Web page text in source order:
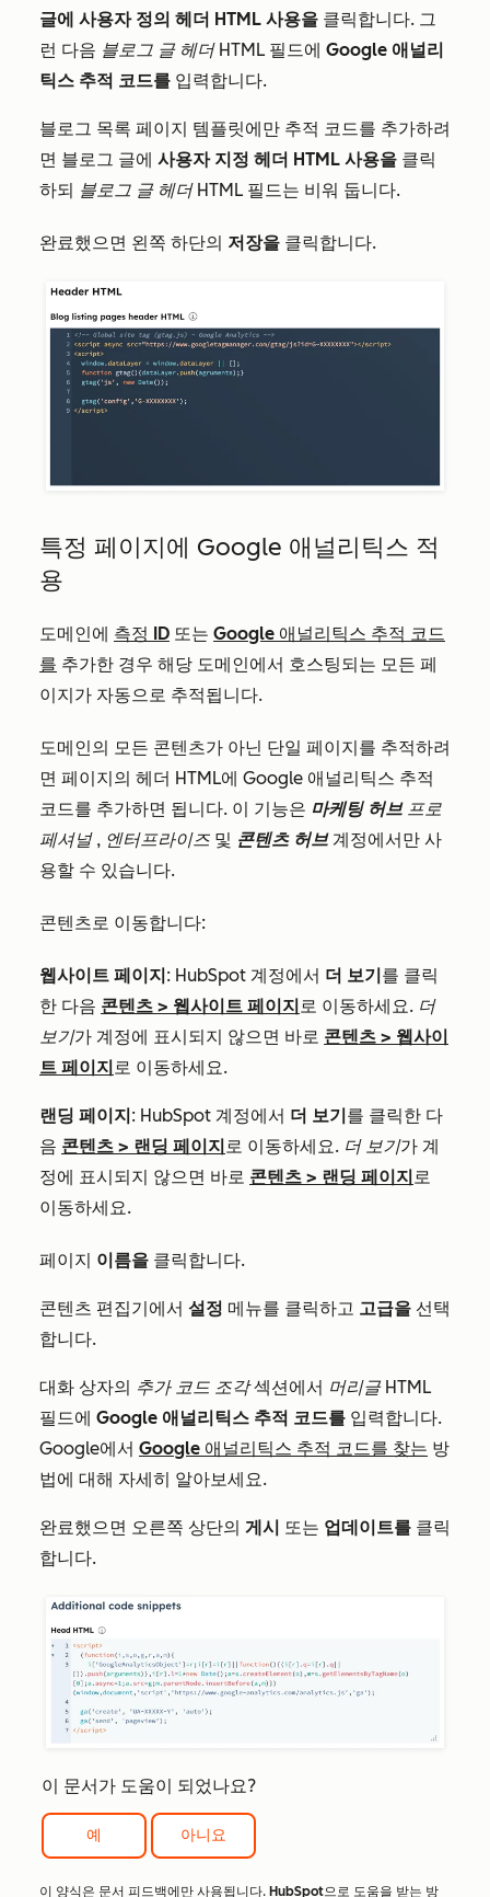
글에 사용자 정의 헤더 HTML 사용을 클릭합니다. 그
런 다음 블로그 글 헤더 HTML 필드에 Google 애널리
틱스 추적 코드를 입력합니다.
블로그 목록 페이지 템플릿에만 추적 코드를 추가하려
면 블로그 글에 사용자 지정 헤더 HTML 사용을 클릭
하되 블로그 글 헤더 HTML 필드는 비워 둡니다.
완료했으면 왼쪽 하단의 저장을 클릭합니다.
특정 페이지에 Google 애널리틱스 적
용
도메인에 측정 ID 또는 Google 애널리틱스 추적 코드
를 추가한 경우 해당 도메인에서 호스팅되는 모든 페
이지가 자동으로 추적됩니다.
도메인의 모든 콘텐츠가 아닌 단일 페이지를 추적하려
면 페이지의 헤더 HTML에 Google 애널리틱스 추적
코드를 추가하면 됩니다. 이 기능은 마케팅 허브 프로
페셔널 , 엔터프라이즈 및 콘텐츠 허브계정에서만 사
용할 수 있습니다.
콘텐츠로 이동합니다:
웹사이트 페이지: HubSpot 계정에서 더 보기를 클릭
한 다음 콘텐츠 > 웹사이트 페이지로 이동하세요. 더
보기가 계정에 표시되지 않으면 바로 콘텐츠 > 웹사이
트 페이지로 이동하세요.
랜딩 페이지: HubSpot 계정에서 더 보기를 클릭한 다
음 콘텐츠 > 랜딩 페이지로 이동하세요. 더 보기가 계
정에 표시되지 않으면 바로 콘텐츠 > 랜딩 페이지로
이동하세요.
페이지 이름을 클릭합니다.
콘텐츠 편집기에서 설정 메뉴를 클릭하고 고급을 선택
합니다.
대화 상자의 추가 코드 조각섹션에서 머리글 HTML
필드에 Google 애널리틱스 추적 코드를 입력합니다.
Google에서 Google 애널리틱스 추적 코드를 찾는 방
법에 대해 자세히 알아보세요.
완료했으면 오른쪽 상단의 게시 또는 업데이트를 클릭
합니다.
이 문서가 도움이 되었나요?
예 아니요
이 양식은 문서 피드백에만 사용됩니다. HubSpot으로 도움을 받는 방